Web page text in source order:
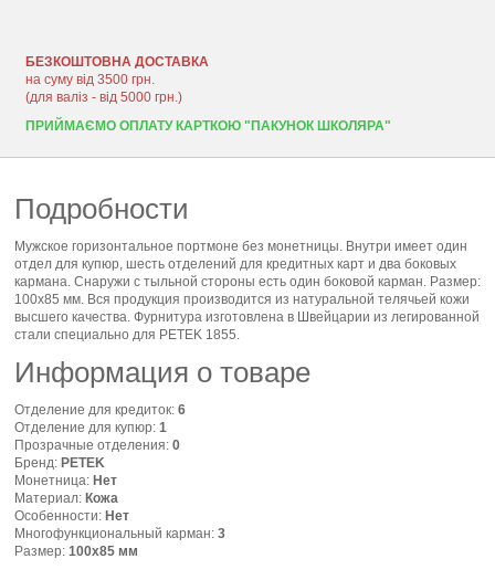
БЕЗКОШТОВНА ДОСТАВКА
на суму від 3500 грн.
(для валіз - від 5000 грн.)
ПРИЙМАЄМО ОПЛАТУ КАРТКОЮ "ПАКУНОК ШКОЛЯРА"
Подробности
Мужское горизонтальное портмоне без монетницы. Внутри имеет один
отдел для купюр, шесть отделений для кредитных карт и два боковых
кармана. Снаружи с тыльной стороны есть один боковой карман. Размер:
100х85 мм. Вся продукция производится из натуральной телячьей кожи
высшего качества. Фурнитура изготовлена в Швейцарии из легированной
стали специально для PETEK 1855.
Информация о товаре
Отделение для кредиток: 6
Отделение для купюр: 1
Прозрачные отделения: 0
Бренд: PETEK
Монетница: Нет
Материал: Кожа
Особенности: Нет
Многофункциональный карман: 3
Размер: 100х85 мм